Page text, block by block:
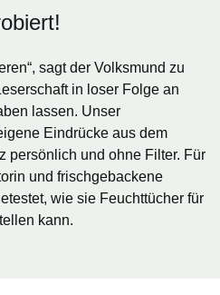
sagt der Volksmund zu
in loser Folge an
lassen. Unser
Eindrücke aus dem
persönlich und ohne Filter. Für
und frischgebackene
wie sie Feuchttücher für
kann.